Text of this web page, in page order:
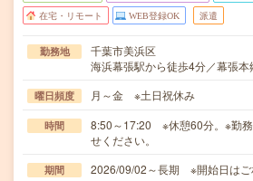
在宅・リモート WEB登録OK 派遣
勤務地
千葉市美浜区
海浜幕張駅から徒歩4分／幕張
曜日頻度 月～金 ※土日祝休み
時間
8:50～17:20 ※休憩60分。※勤
せください。
期間
2026/09/02～長期 ※開始日は